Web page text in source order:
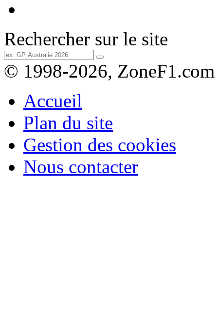
Rechercher sur le site
© 1998-2026, ZoneF1.com
Accueil
Plan du site
Gestion des cookies
Nous contacter